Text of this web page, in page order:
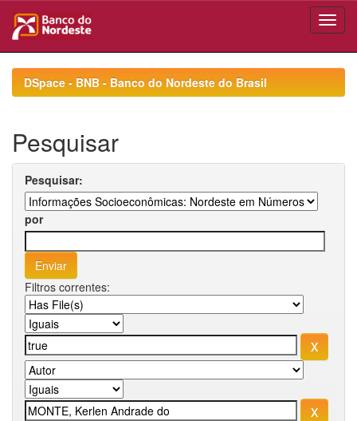
navigationDSpace - BNB - Banco do Nordeste do Brasil
Pesquisar
Pesquisar:
por
Filtros correntes: